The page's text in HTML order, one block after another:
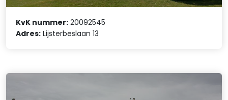
KvK nummer: 20092545
Adres: Lijsterbeslaan 13